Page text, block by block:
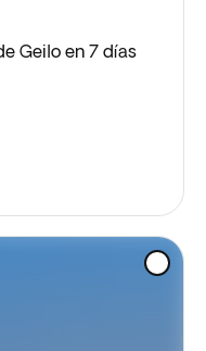
Geilo en 7 días